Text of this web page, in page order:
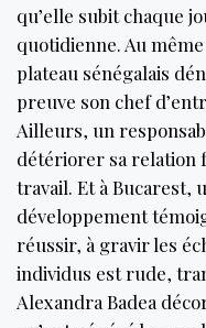
qu’elle subit chaque
quotidienne. Au
plateau sénégalais
preuve son chef
Ailleurs, un
détériorer sa relation
travail. Et à Bucarest,
développement
réussir, à gravir les
individus est rude,
Alexandra Badea